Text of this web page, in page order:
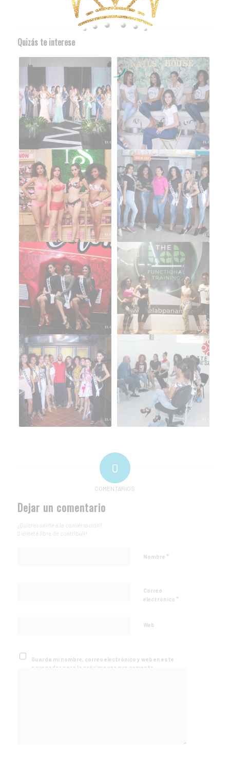
Quizás te interese
0
COMENTARIOS
Dejar un comentario
¿Quieres unirte a la conversación?
Siéntete libre de contribuir!
Nombre *
Correo
electrónico *
Web
Guarda mi nombre, correo electrónico y web en este
navegador para la próxima vez que comente.